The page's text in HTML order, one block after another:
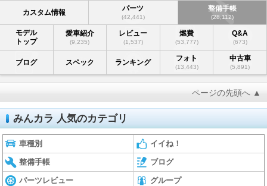
カスタム情報 パーツ
(42,441)
整備手帳
(28,112)
モデル
トップ
愛車紹介
(9,235)
レビュー
(1,537)
燃費
(53,777)
Q&A
(673)
ブログ スペック ランキング フォト
(13,443)
中古車
(5,891)
ページの先頭へ ▲
みんカラ 人気のカテゴリ
車種別 イイね！
整備手帳 ブログ
パーツレビュー グループ